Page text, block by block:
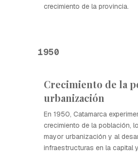
crecimiento de la provincia.
1950
Crecimiento de la
urbanización
En 1950, Catamarca
crecimiento de la población,
mayor urbanización y al
infraestructuras en la capital